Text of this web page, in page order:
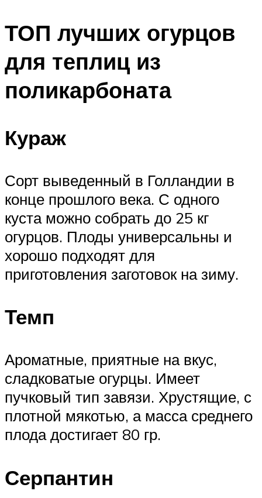
ТОП лучших огурцов
для теплиц из
поликарбоната
Кураж
Сорт выведенный в Голландии в
конце прошлого века. С одного
куста можно собрать до 25 кг
огурцов. Плоды универсальны и
хорошо подходят для
приготовления заготовок на зиму.
Темп
Ароматные, приятные на вкус,
сладковатые огурцы. Имеет
пучковый тип завязи. Хрустящие, с
плотной мякотью, а масса среднего
плода достигает 80 гр.
Серпантин